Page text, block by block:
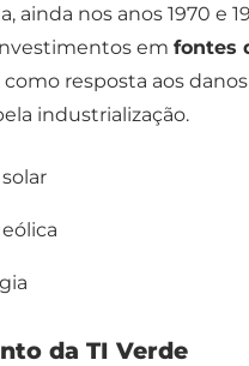
ainda nos anos 1970 e
em fontes
como resposta aos
industrialização.
da TI Verde